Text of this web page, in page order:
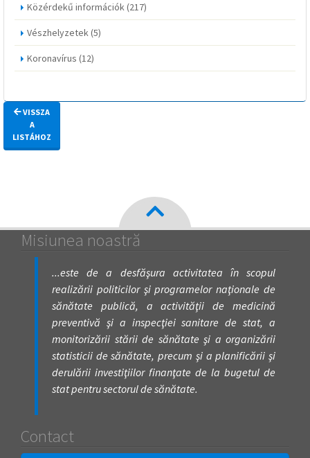
Közérdekű információk(217)
Vészhelyzetek(5)
Koronavírus (12)
VISSZA
A
LISTÁHOZ
Misiunea noastră
...este de a desfăşura activitatea în scopul
realizării politicilor şi programelor naţionale de
sănătate publică, a activităţii de medicină
preventivă şi a inspecţiei sanitare de stat, a
monitorizării stării de sănătate şi a organizării
statisticii de sănătate, precum şi a planificării şi
derulării investiţiilor finanţate de la bugetul de
stat pentru sectorul de sănătate.
Contact